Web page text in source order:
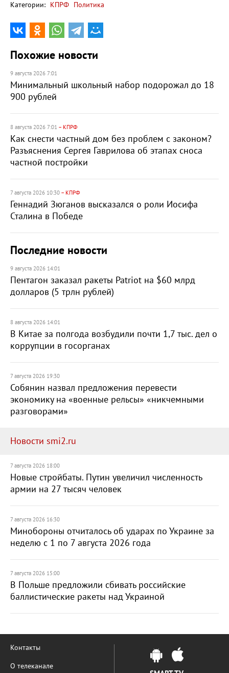
Категории: КПРФ Политика
Похожие новости
9 августа 2026 7:01
Минимальный школьный набор подорожал до 18
900 рублей
8 августа 2026 7:01 – КПРФ
Как снести частный дом без проблем с законом?
Разъяснения Сергея Гаврилова об этапах сноса
частной постройки
7 августа 2026 10:30 – КПРФ
Геннадий Зюганов высказался о роли Иосифа
Сталина в Победе
Последние новости
9 августа 2026 14:01
Пентагон заказал ракеты Patriot на $60 млрд
долларов (5 трлн рублей)
8 августа 2026 14:01
В Китае за полгода возбудили почти 1,7 тыс. дел о
коррупции в госорганах
7 августа 2026 19:30
Собянин назвал предложения перевести
экономику на «военные рельсы» «никчемными
разговорами»
Новости smi2.ru
7 августа 2026 18:00
Новые стройбаты. Путин увеличил численность
армии на 27 тысяч человек
7 августа 2026 16:30
Минобороны отчиталось об ударах по Украине за
неделю с 1 по 7 августа 2026 года
7 августа 2026 15:00
В Польше предложили сбивать российские
баллистические ракеты над Украиной
Контакты
О телеканале